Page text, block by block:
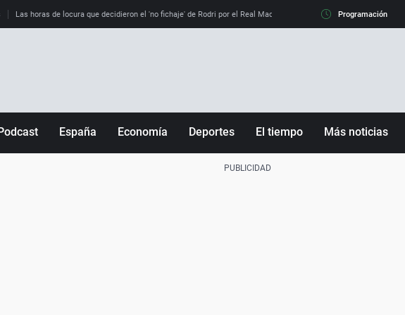
Las horas de locura que decidieron el 'no fichaje' de Rodri por el Real Madrid y su 'sí' al Barça La llamada
Programación
España Economía Deportes El tiempo Más noticias